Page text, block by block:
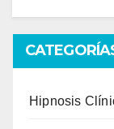
Hipnosis